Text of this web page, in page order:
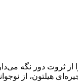
از ثروت دور نگه
هیلتون، از